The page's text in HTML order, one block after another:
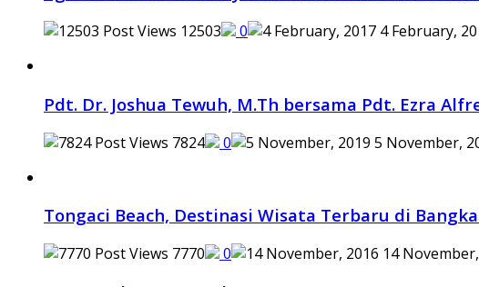
12503 0 4 February,
Pdt. Dr. Joshua Tewuh, M.Th bersama Pdt. Ezra
7824 0 5 November,
Tongaci Beach, Destinasi Wisata Terbaru di
7770 0 14